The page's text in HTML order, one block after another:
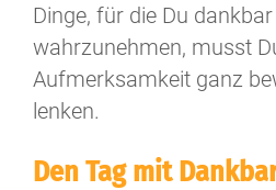
Dinge, für die Du
wahrzunehmen, musst
Aufmerksamkeit ganz
lenken.
Den Tag mit